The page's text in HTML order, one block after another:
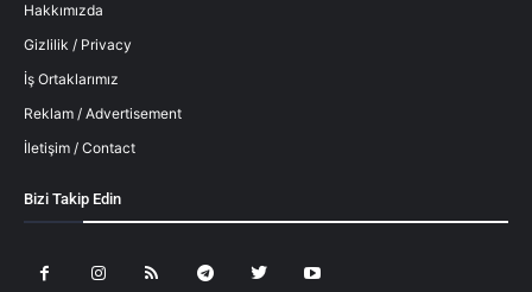
Hakkımızda
Gizlilik / Privacy
İş Ortaklarımız
Reklam / Advertisement
İletişim / Contact
Bizi Takip Edin